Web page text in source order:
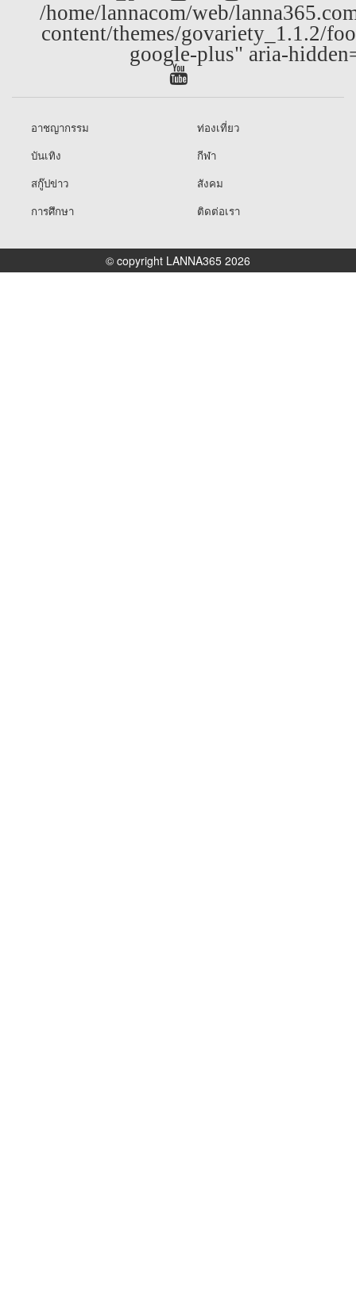
/home/lannacom/web/
content/themes/govariety_1.1.2/
google-plus" aria-
อาชญากรรม
ท่องเที่ยว
บันเทิง
กีฬา
สกู๊ปข่าว
สังคม
การศึกษา
ติดต่อเรา
© copyright LANNA365 2026